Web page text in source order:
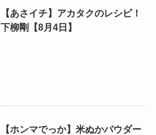
【あさイチ】アカタクのレシピ！
下柳剛【8月4日】
【ホンマでっか】米ぬかパウダー